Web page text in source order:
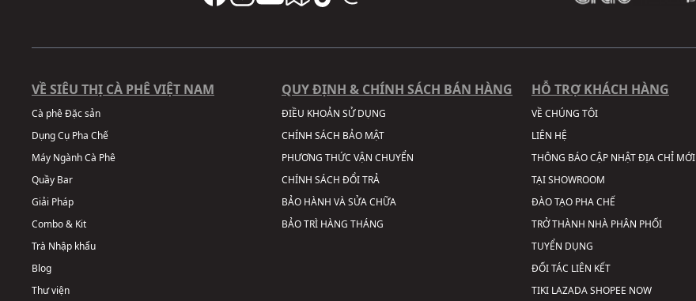
VỀ SIÊU THỊ CÀ PHÊ VIỆT NAM
Cà phê Đặc sản
Dụng Cụ Pha Chế
Máy Ngành Cà Phê
Quầy Bar
Giải Pháp
Combo & Kit
Trà Nhập khẩu
Blog
Thư viện
QUY ĐỊNH & CHÍNH SÁCH BÁN HÀNG
ĐIỀU KHOẢN SỬ DỤNG
CHÍNH SÁCH BẢO MẬT
PHƯƠNG THỨC VẬN CHUYỂN
CHÍNH SÁCH ĐỔI TRẢ
BẢO HÀNH VÀ SỬA CHỮA
BẢO TRÌ HÀNG THÁNG
HỖ TRỢ KHÁCH HÀNG
VỀ CHÚNG TÔI
LIÊN HỆ
THÔNG BÁO CẬP NHẬT ĐỊA CHỈ MỚI
TẠI SHOWROOM
ĐÀO TẠO PHA CHẾ
TRỞ THÀNH NHÀ PHÂN PHỐI
TUYỂN DỤNG
ĐỐI TÁC LIÊN KẾT
TIKI LAZADASHOPEE NOW